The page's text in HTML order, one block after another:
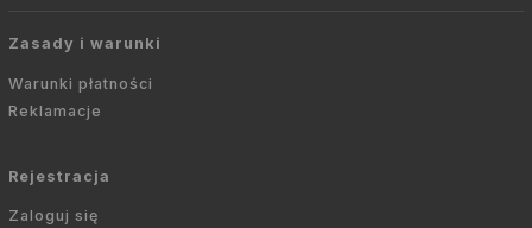
Zasady i warunki
Warunki płatności
Reklamacje
Rejestracja
Zaloguj się